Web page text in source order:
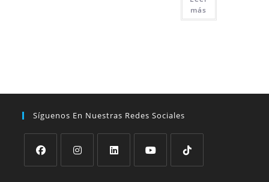
más
Síguenos En Nuestras Redes Sociales